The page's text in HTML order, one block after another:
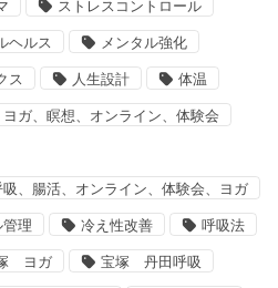
ストレスコントロール
ヘルス メンタル強化
ス 人生設計 体温
ガ、瞑想、オンライン、体験会
、腸活、オンライン、体験会、ヨガ
理 冷え性改善 呼吸法
ヨガ 宝塚 丹田呼吸